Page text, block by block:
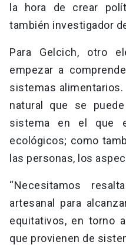
la hora de crear
también investigador
Para Gelcich, otro
empezar a
sistemas
natural que se
sistema en el que
ecológicos; como
las personas, los
“Necesitamos
artesanal para
equitativos, en torno
que provienen de